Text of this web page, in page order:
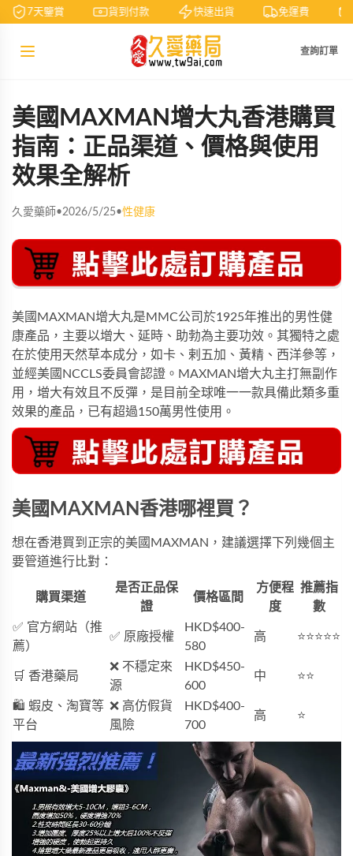
7天鑒賞 貨到付款 快速出貨 免運費
查詢訂單
美國MAXMAN增大丸香港購買
指南：正品渠道、價格與使用
效果全解析
久愛藥師•2026/5/25•性健康
美國MAXMAN增大丸是MMC公司於1925年推出的男性健
康產品，主要以增大、延時、助勃為主要功效。其獨特之處
在於使用天然草本成分，如卡、剌五加、黃精、西洋參等，
並經美國NCCLS委員會認證。MAXMAN增大丸主打無副作
用，增大有效且不反彈，是目前全球唯一一款具備此類多重
效果的產品，已有超過150萬男性使用。
美國MAXMAN香港哪裡買？
想在香港買到正宗的美國MAXMAN，建議選擇下列幾個主
要管道進行比對：
購買渠道
是否正品保
證
價格區間
方便程
度
推薦指
數
✅ 官方網站（推
薦）
✅ 原廠授權
HKD$400-
580
高 ⭐⭐⭐⭐⭐
🛒 香港藥局
❌ 不穩定來
源
HKD$450-
600
中 ⭐⭐
🛍 蝦皮、淘寶等
平台
❌ 高仿假貨
風險
HKD$400-
700
高 ⭐